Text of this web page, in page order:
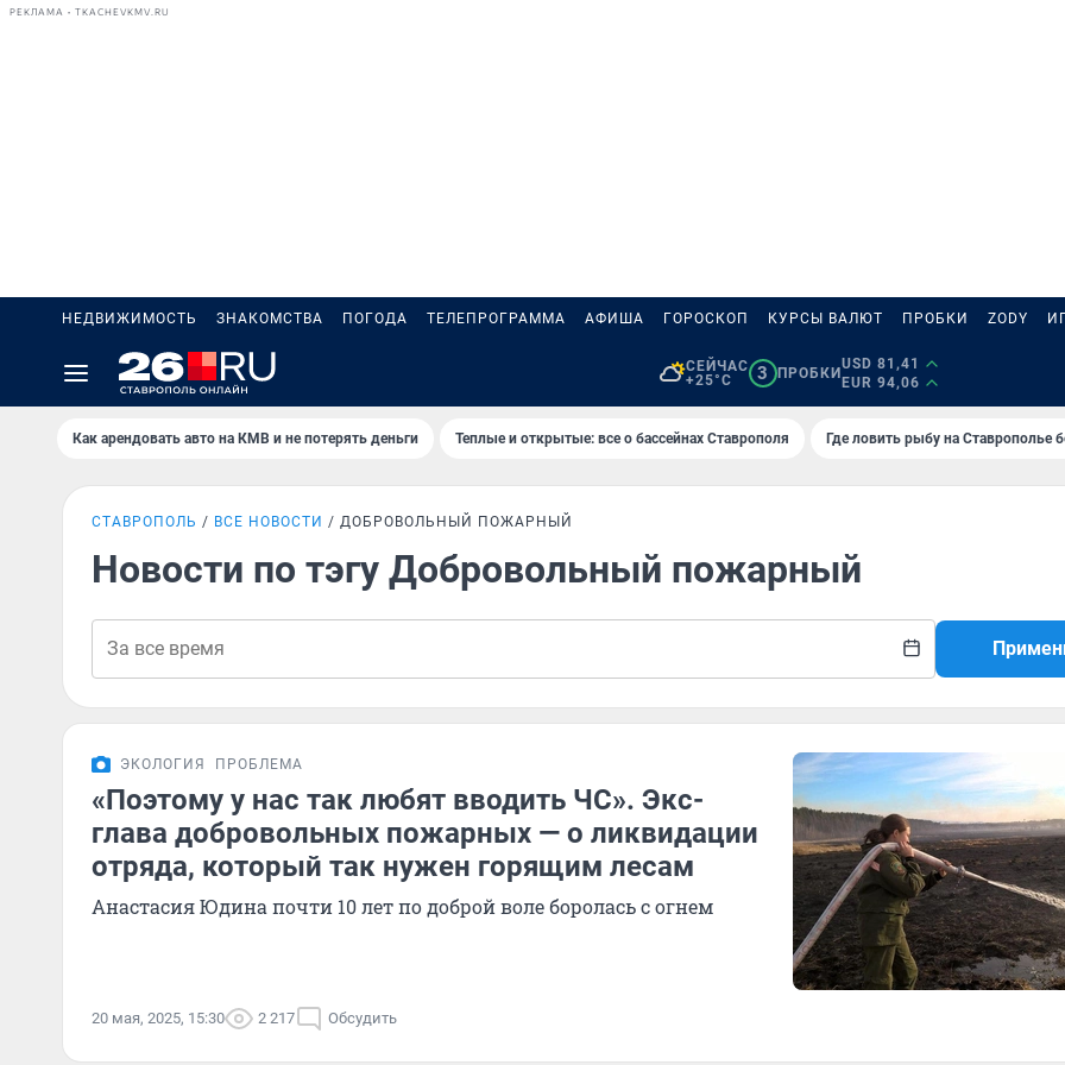
РЕКЛАМА • TKACHEVKMV.RU
НЕДВИЖИМОСТЬ ЗНАКОМСТВА ПОГОДА ТЕЛЕПРОГРАММА АФИША ГОРОСКОП КУРСЫ ВАЛЮТ ПРОБКИ ZODY
СЕЙЧАС
+25°C
3 ПРОБКИ
USD 81,41
EUR 94,06
Как арендовать авто на КМВ и не потерять деньги Теплые и открытые: все о бассейнах Ставрополя Где ловить рыбу на Ставрополье
СТАВРОПОЛЬ ВСЕ НОВОСТИ ДОБРОВОЛЬНЫЙ ПОЖАРНЫЙ
Новости по тэгу Добровольный пожарный
ЭКОЛОГИЯ ПРОБЛЕМА
«Поэтому у нас так любят вводить ЧС». Экс-
глава добровольных пожарных — о ликвидации
отряда, который так нужен горящим лесам
Анастасия Юдина почти 10 лет по доброй воле боролась с огнем
20 мая, 2025, 15:30 2 217 Обсудить